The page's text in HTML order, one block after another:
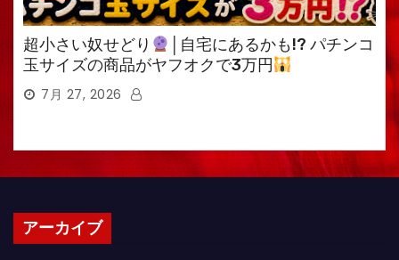
超小さい奴せどり
│自宅にあるかも!? パチンコ
玉サイズの商品がヤフオクで3万円
7月 27, 2026
アーカイブ